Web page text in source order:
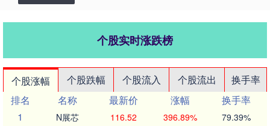
个股实时涨跌榜
个股涨幅 个股跌幅 个股流入 个股流出
换手率
排名
名称 最新价 涨幅
换手率
1
N展芯 116.52 396.89% 79.39%